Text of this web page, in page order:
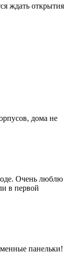
ждать открытия
дома не
Очень люблю
в первой
панельки!